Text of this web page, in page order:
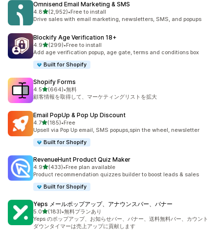
Omnisend Email Marketing & SMS
4.85つ星中
(2,952)
合計レビュー数：2952件
•Free to install
Drive sales with email marketing, newsletters, SMS, and popups
Blockify Age Verification 18+
4.95つ星中
(299)
合計レビュー数：299件
•Free to install
Add age verification popup, age gate, terms and conditions box
Built for Shopify
Shopify Forms
4.55つ星中
(664)
合計レビュー数：664件
•無料
顧客情報を取得して、マーケティングリストを拡大
Email PopUp & Pop Up Discount
4.75つ星中
(185)
合計レビュー数：185件
•Free
Upsell via Pop Up email, SMS popups,spin the wheel, newsletter
Built for Shopify
RevenueHunt Product Quiz Maker
4.95つ星中
(433)
合計レビュー数：433件
•Free plan available
Product recommendation quizzes builder to boost leads & sales
Built for Shopify
Yeps メールポップアップ、アナウンスバー、バナー
5.05つ星中
(183)
合計レビュー数：183件
•無料プランあり
Yeps のポップアップ、お知らせバー、バナー、送料無料バー、カウント
ダウンタイマーは売上アップに貢献します